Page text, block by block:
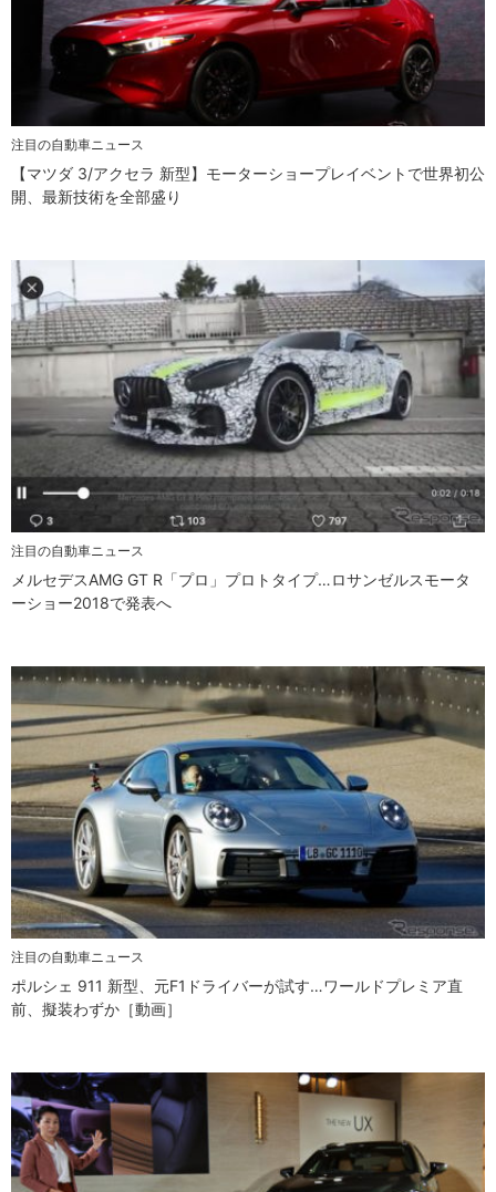
注目の自動車ニュース
【マツダ 3/アクセラ 新型】モーターショープレイベントで世界初公
開、最新技術を全部盛り
注目の自動車ニュース
メルセデスAMG GT R「プロ」プロトタイプ…ロサンゼルスモータ
ーショー2018で発表へ
注目の自動車ニュース
ポルシェ 911 新型、元F1ドライバーが試す…ワールドプレミア直
前、擬装わずか［動画］